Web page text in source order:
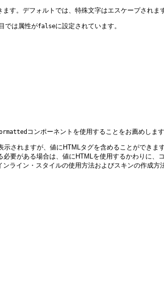
す。デフォルトでは、特殊文字はエスケープされます
では属性がfalseに設定されています。
コンポーネントを使用することをお薦めします
されますが、値にHTMLタグを含めることができま
要がある場合は、値にHTMLを使用するかわりに、
ライン・スタイルの使用方法およびスキンの作成方